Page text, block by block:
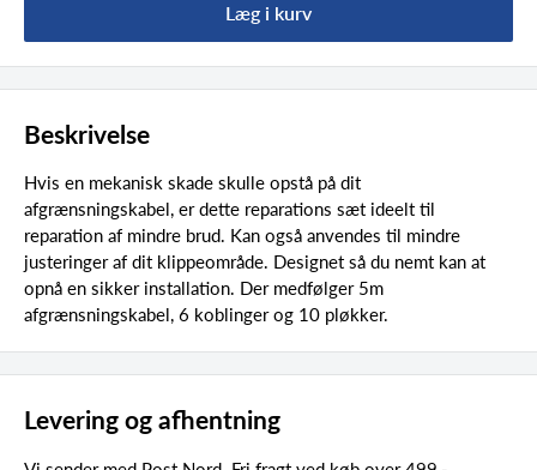
Læg i kurv
Beskrivelse
Hvis en mekanisk skade skulle opstå på dit
afgrænsningskabel, er dette reparations sæt ideelt til
reparation af mindre brud. Kan også anvendes til mindre
justeringer af dit klippeområde. Designet så du nemt kan at
opnå en sikker installation. Der medfølger 5m
afgrænsningskabel, 6 koblinger og 10 pløkker.
Levering og afhentning